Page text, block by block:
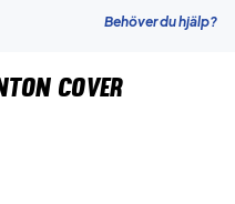
Behöver du hjälp?
Cover